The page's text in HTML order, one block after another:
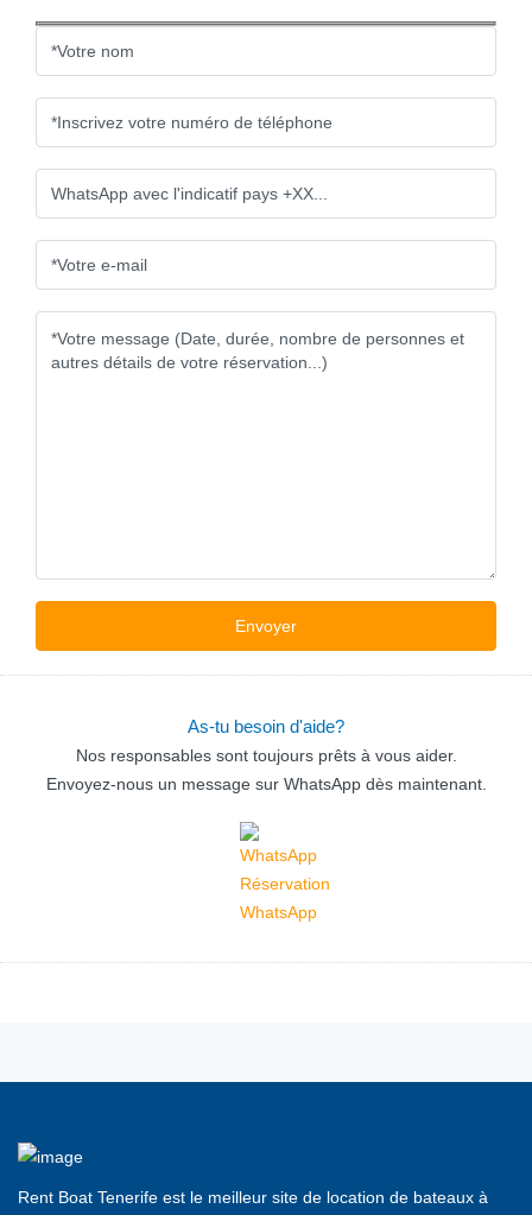
As-tu besoin d'aide?
Nos responsables sont toujours prêts à vous aider.
Envoyez-nous un message sur WhatsApp dès maintenant.
Réservation
WhatsApp
Rent Boat Tenerife est le meilleur site de location de bateaux à